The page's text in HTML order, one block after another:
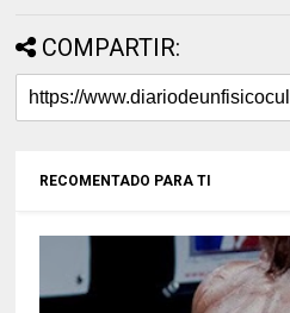
COMPARTIR:
RECOMENTADO PARA TI